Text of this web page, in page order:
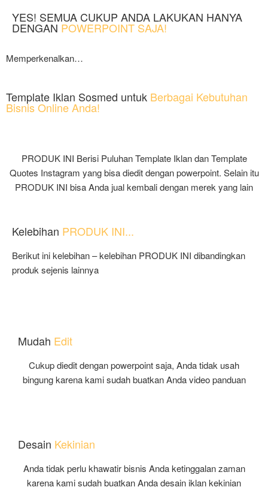
YES! SEMUA CUKUP ANDA LAKUKAN HANYA
DENGAN POWERPOINT SAJA!
Memperkenalkan…
Template Iklan Sosmed untuk Berbagai Kebutuhan
Bisnis Online Anda!
PRODUK INI Berisi Puluhan Template Iklan dan Template
Quotes Instagram yang bisa diedit dengan powerpoint. Selain itu
PRODUK INI bisa Anda jual kembali dengan merek yang lain
Kelebihan PRODUK INI...
Berikut ini kelebihan – kelebihan PRODUK INI dibandingkan
produk sejenis lainnya
Mudah Edit
Cukup diedit dengan powerpoint saja, Anda tidak usah
bingung karena kami sudah buatkan Anda video panduan
Desain Kekinian
Anda tidak perlu khawatir bisnis Anda ketinggalan zaman
karena kami sudah buatkan Anda desain iklan kekinian